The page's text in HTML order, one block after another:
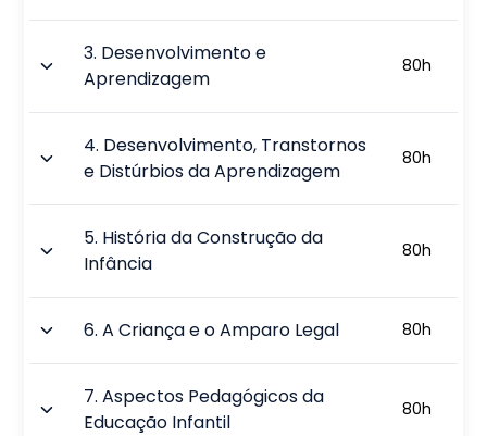
3. Desenvolvimento e
Aprendizagem
80h
4. Desenvolvimento, Transtornos
e Distúrbios da Aprendizagem
80h
5. História da Construção da
Infância
80h
6.A Criança e o Amparo Legal 80h
7.Aspectos Pedagógicos da
Educação Infantil
80h